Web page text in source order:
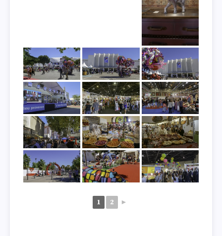
1 2 ►